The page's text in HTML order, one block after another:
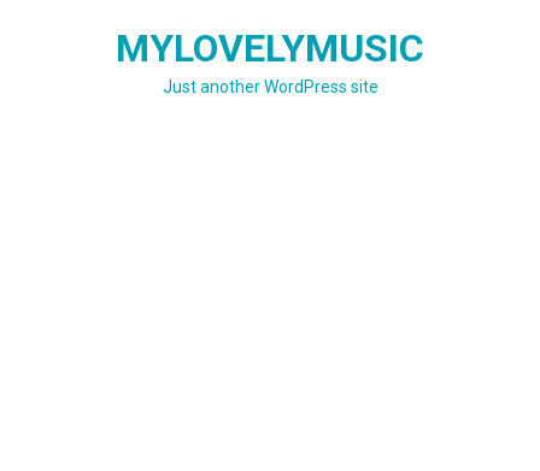
MYLOVELYMUSIC
Just another WordPress site